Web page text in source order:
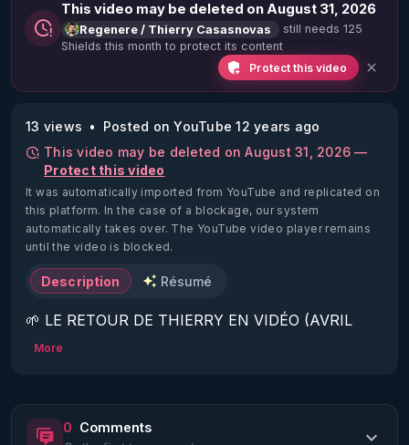
This video may be deleted on August 31, 2026
Regenere / Thierry Casasnovas
still needs 125
Shields this month to protect its content
Protect this video
13 views
Posted on YouTube 12 years ago
This video may be deleted on August 31, 2026 —
Protect this video
It was automatically imported from YouTube and replicated on
this platform. In the case of a blockage, our system
automatically takes over. The YouTube video player remains
until the video is blocked.
Description Résumé
🌱 LE RETOUR DE THIERRY EN VIDÉO (AVRIL
2022)!
https://www.rgnr.fr/presentation.html
More
0 Comments